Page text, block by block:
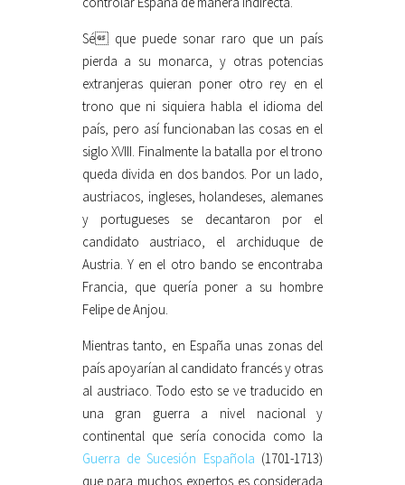
Sé que puede sonar raro que un país
pierda a su monarca, y otras potencias
extranjeras quieran poner otro rey en el
trono que ni siquiera habla el idioma del
país, pero así funcionaban las cosas en el
siglo XVIII. Finalmente la batalla por el trono
queda divida en dos bandos. Por un lado,
austriacos, ingleses, holandeses, alemanes
y portugueses se decantaron por el
candidato austriaco, el archiduque de
Austria. Y en el otro bando se encontraba
Francia, que quería poner a su hombre
Felipe de Anjou.
Mientras tanto, en España unas zonas del
país apoyarían al candidato francés y otras
al austriaco. Todo esto se ve traducido en
una gran guerra a nivel nacional y
continental que sería conocida como la
Guerra de Sucesión Española (1701-1713)
que para muchos expertos es considerada